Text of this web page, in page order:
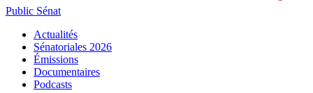
Public Sénat
Actualités
Sénatoriales 2026
Émissions
Documentaires
Podcasts